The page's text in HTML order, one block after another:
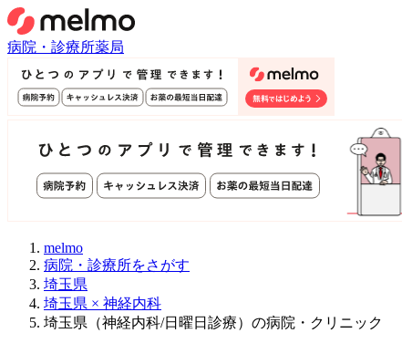
病院・診療所薬局
melmo
病院・診療所をさがす
埼玉県
埼玉県 × 神経内科
埼玉県（神経内科/日曜日診療）の病院・クリニック